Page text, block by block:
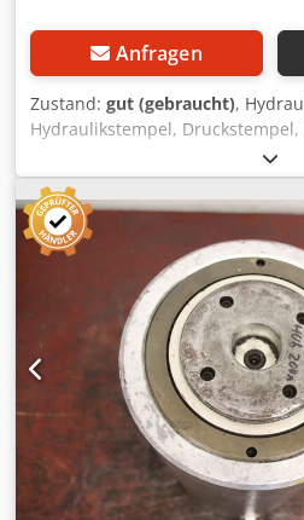
Anfragen
Zustand: gut (gebraucht),
Hydraulikstempel,
-Hydraulikzylinder: Hub 200 mm
Gewinde Ø22 x 50 mm -
aussen Ø 62 mm -Abmessungen:
Gewicht: 7,2 kg Dkodjgv Dikjpfx